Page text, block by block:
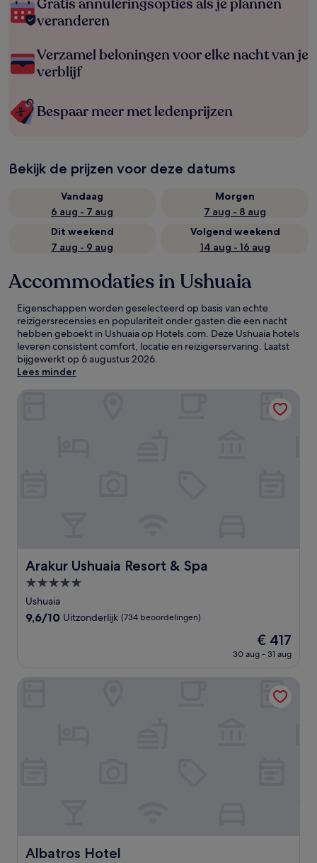
Gratis annuleringsopties als je plannen
veranderen
Verzamel beloningen voor elke nacht van je
verblijf
Bespaar meer met ledenprijzen
Bekijk de prijzen voor deze datums
Vandaag
6 aug - 7 aug
Morgen
7 aug - 8 aug
Dit weekend
7 aug - 9 aug
Volgend weekend
14 aug - 16 aug
Accommodaties in Ushuaia
Eigenschappen worden geselecteerd op basis van echte
reizigersrecensies en populariteit onder gasten die een nacht
hebben geboekt in Ushuaia op Hotels.com. Deze Ushuaia hotels
leveren consistent comfort, locatie en reizigerservaring. Laatst
bijgewerkt op 6 augustus 2026.
Lees minder
Arakur Ushuaia Resort & Spa
Arakur Ushuaia Resort & Spa
5.0-
sterrenaccommodatie
Ushuaia
9.6
beoordelingen)
9,6/10 Uitzonderlijk (734 beoordelingen)
De
prijs
is
€ 417
30 aug - 31 aug
Albatros Hotel
Albatros Hotel